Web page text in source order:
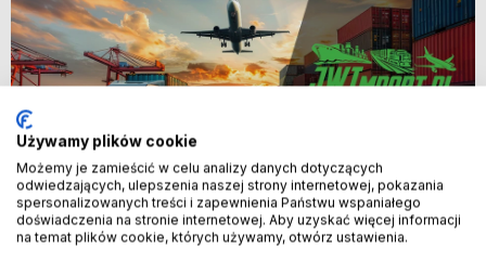
Nowość
🚢 Bezpośredni import z Chin –
Używamy plików cookie
Możemy je zamieścić w celu analizy danych dotyczących
odwiedzających, ulepszenia naszej strony internetowej, pokazania
spersonalizowanych treści i zapewnienia Państwu wspaniałego
doświadczenia na stronie internetowej. Aby uzyskać więcej informacji
na temat plików cookie, których używamy, otwórz ustawienia.